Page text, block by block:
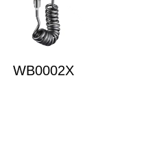
WB0002X